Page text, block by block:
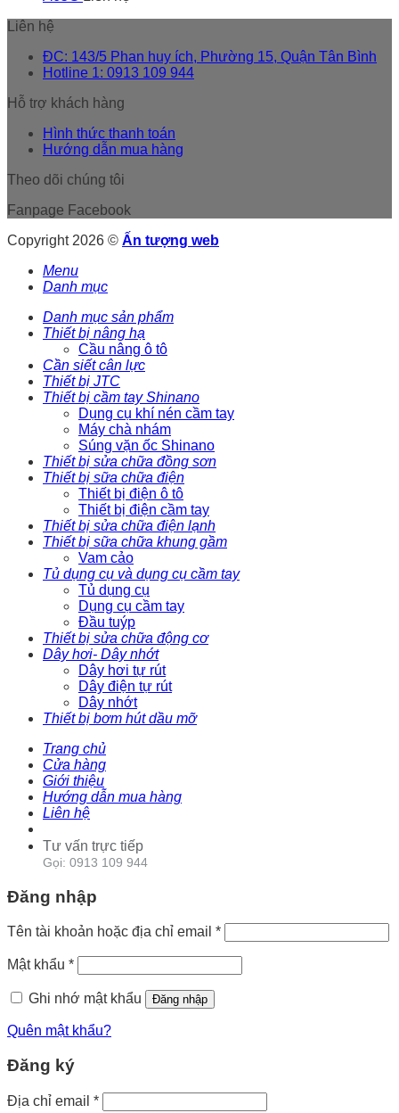
Liên hệ
ĐC: 143/5 Phan huy ích, Phường 15, Quận Tân Bình
Hotline 1: 0913 109 944
Hỗ trợ khách hàng
Hình thức thanh toán
Hướng dẫn mua hàng
Theo dõi chúng tôi
Fanpage Facebook
Copyright 2026 © Ấn tượng web
Menu
Danh mục
Danh mục sản phẩm
Thiết bị nâng hạ
Cầu nâng ô tô
Cần siết cân lực
Thiết bị JTC
Thiết bị cầm tay Shinano
Dụng cụ khí nén cầm tay
Máy chà nhám
Súng vặn ốc Shinano
Thiết bị sửa chữa đồng sơn
Thiết bị sữa chữa điện
Thiết bị điện ô tô
Thiết bị điện cầm tay
Thiết bị sửa chữa điện lạnh
Thiết bị sữa chữa khung gầm
Vam cảo
Tủ dụng cụ và dụng cụ cầm tay
Tủ dụng cụ
Dụng cụ cầm tay
Đầu tuýp
Thiết bị sửa chữa động cơ
Dây hơi- Dây nhớt
Dây hơi tự rút
Dây điện tự rút
Dây nhớt
Thiết bị bơm hút dầu mỡ
Trang chủ
Cửa hàng
Giới thiệu
Hướng dẫn mua hàng
Liên hệ
Tư vấn trực tiếp
Gọi: 0913 109 944
Đăng nhập
Tên tài khoản hoặc địa chỉ email *
Mật khẩu *
Ghi nhớ mật khẩu Đăng nhập
Quên mật khẩu?
Đăng ký
Địa chỉ email *